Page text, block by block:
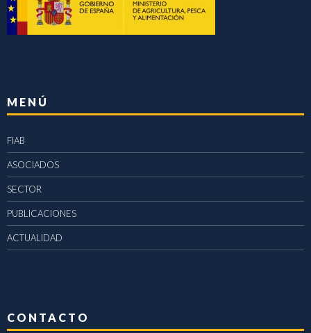
MENÚ
FIAB
ASOCIADOS
SECTOR
PUBLICACIONES
ACTUALIDAD
CONTACTO